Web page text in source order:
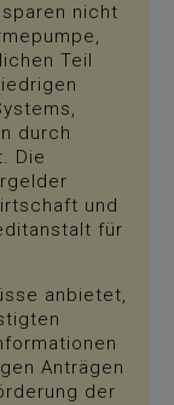
nicht
Teil
durch
Die
und
für
anbietet,
Anträgen
der